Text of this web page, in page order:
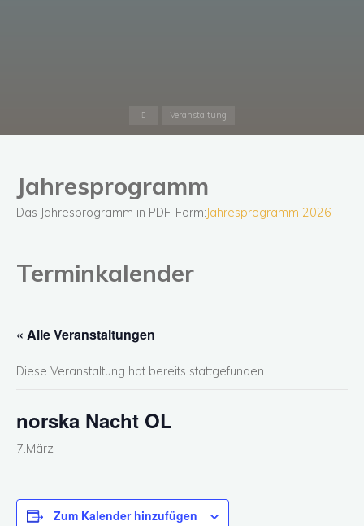
Veranstaltung
Jahresprogramm
Das Jahresprogramm in PDF-Form:Jahresprogramm 2026
Terminkalender
« Alle Veranstaltungen
Diese Veranstaltung hat bereits stattgefunden.
norska Nacht OL
7.März
Zum Kalender hinzufügen